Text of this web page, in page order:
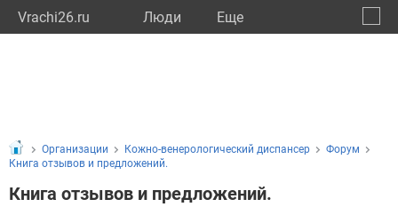
Vrachi26.ru Люди Eще
Организации Кожно-венерологический диспансер
Форум
Книга отзывов и предложений.
Книга отзывов и предложений.